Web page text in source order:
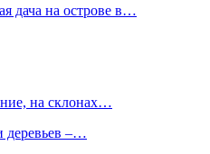
дача на острове в…
на склонах…
деревьев –…